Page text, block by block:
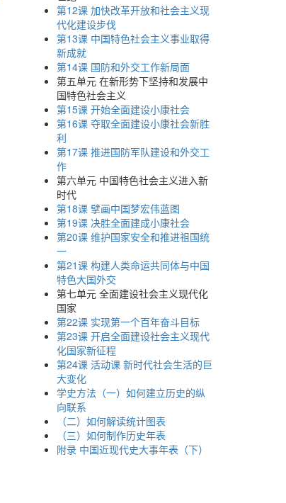
第12课 加快改革开放和社会主义现
代化建设步伐
第13课 中国特色社会主义事业取得
新成就
第14课 国防和外交工作新局面
第五单元 在新形势下坚持和发展中
国特色社会主义
第15课 开始全面建设小康社会
第16课 夺取全面建设小康社会新胜
利
第17课 推进国防军队建设和外交工
作
第六单元 中国特色社会主义进入新
时代
第18课 擘画中国梦宏伟蓝图
第19课 决胜全面建成小康社会
第20课 维护国家安全和推进祖国统
一
第21课 构建人类命运共同体与中国
特色大国外交
第七单元 全面建设社会主义现代化
国家
第22课 实现第一个百年奋斗目标
第23课 开启全面建设社会主义现代
化国家新征程
第24课 活动课 新时代社会生活的巨
大变化
学史方法（一）如何建立历史的纵
向联系
（二）如何解读统计图表
（三）如何制作历史年表
附录 中国近现代史大事年表（下）